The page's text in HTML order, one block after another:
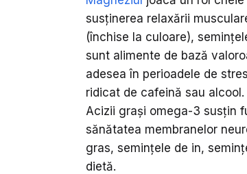
susținerea relaxării
(închise la culoare),
sunt alimente de bază
adesea în perioadele de
ridicat de cafeină sau alcool.
Acizii grași omega-3 susțin
sănătatea membranelor
gras, semințele de in,
dietă.